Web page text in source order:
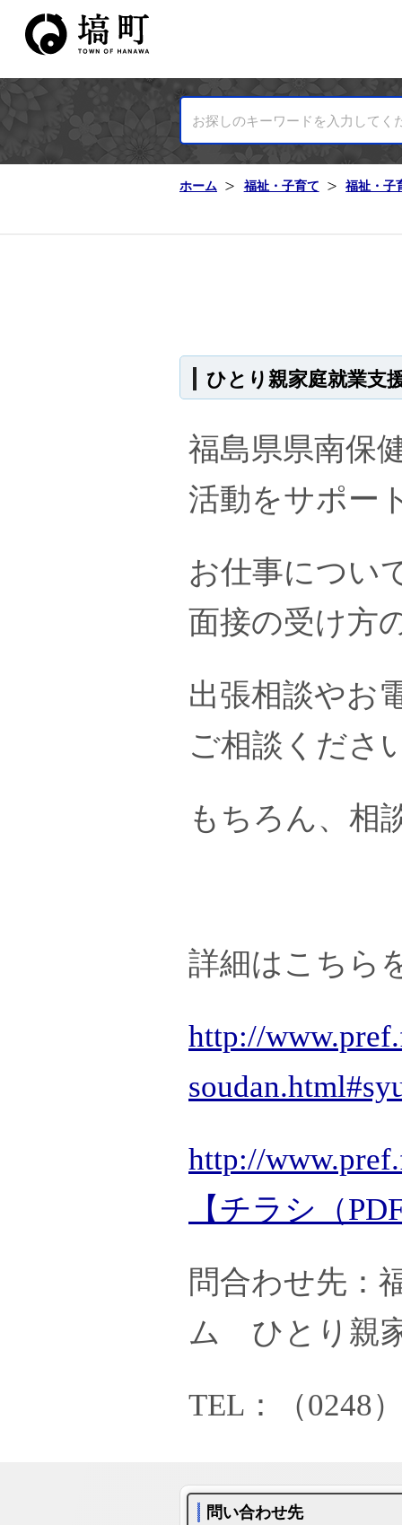
ホーム 福祉・子育て 福祉・子
ひとり親家庭就業支
福島県県南保
活動をサポー
お仕事につい
面接の受け方
出張相談やお
ご相談くださ
もちろん、相
詳細はこちら
http://
http://
【チラシ（
問合わせ先：
ム ひとり親
TEL：（0248
問い合わせ先